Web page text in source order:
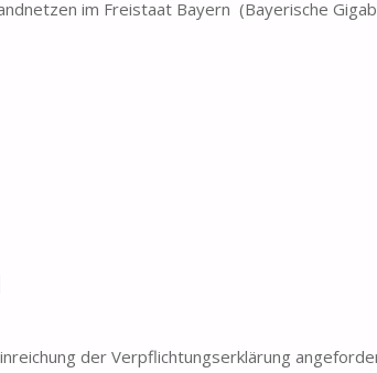
im Freistaat Bayern (Bayerische
der Verpflichtungserklärung